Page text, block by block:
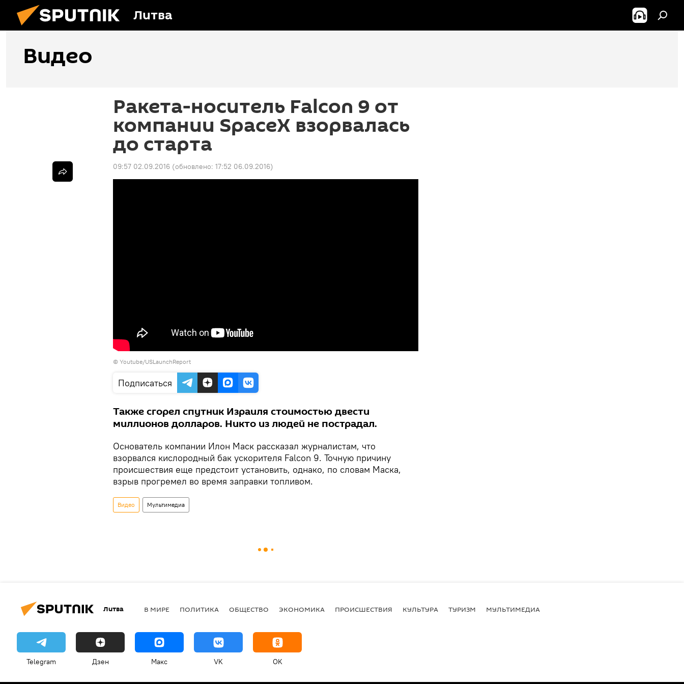
Литва
Видео
Ракета-носитель Falcon 9 от
компании SpaceX взорвалась
до старта
09:57 02.09.2016 (обновлено: 17:52 06.09.2016)
© Youtube/USLaunchReport
Подписаться
Также сгорел спутник Израиля стоимостью двести
миллионов долларов. Никто из людей не пострадал.
Основатель компании Илон Маск рассказал журналистам, что
взорвался кислородный бак ускорителя Falcon 9. Точную причину
происшествия еще предстоит установить, однако, по словам Маска,
взрыв прогремел во время заправки топливом.
Видео Мультимедиа
Литва В МИРЕ ПОЛИТИКА ОБЩЕСТВО ЭКОНОМИКА ПРОИСШЕСТВИЯ КУЛЬТУРА ТУРИЗМ МУЛЬТИМЕДИА
Telegram Дзен Макс VK OK